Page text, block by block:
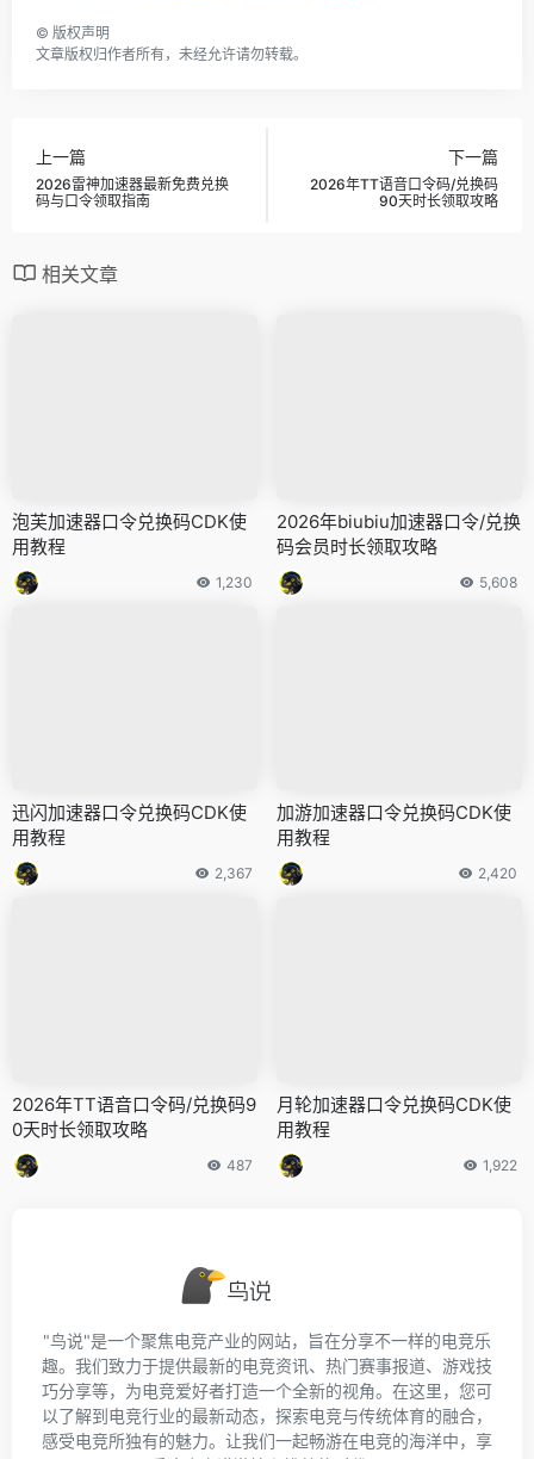
© 版权声明
文章版权归作者所有，未经允许请勿转载。
上一篇
2026雷神加速器最新免费兑换
码与口令领取指南
下一篇
2026年TT语音口令码/兑换码
90天时长领取攻略
相关文章
泡芙加速器口令兑换码CDK使
用教程
1,230
2026年biubiu加速器口令/兑换
码会员时长领取攻略
5,608
迅闪加速器口令兑换码CDK使
用教程
2,367
加游加速器口令兑换码CDK使
用教程
2,420
2026年TT语音口令码/兑换码9
0天时长领取攻略
487
月轮加速器口令兑换码CDK使
用教程
1,922
"鸟说"是一个聚焦电竞产业的网站，旨在分享不一样的电竞乐
趣。我们致力于提供最新的电竞资讯、热门赛事报道、游戏技
巧分享等，为电竞爱好者打造一个全新的视角。在这里，您可
以了解到电竞行业的最新动态，探索电竞与传统体育的融合，
感受电竞所独有的魅力。让我们一起畅游在电竞的海洋中，享